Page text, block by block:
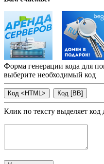
Форма генерации кода для
выберите необходимый код
Клик по тексту выделяет код